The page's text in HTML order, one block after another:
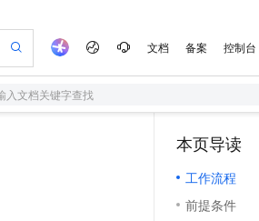
文档 备案 控制台
入文档关键字查找
本页导读
工作流程
前提条件
平台百炼
轻量应用服务器
数字证书管理服务
实现全站HTTPS，
一句话生成原生可
一键部署幻兽帕鲁
一键购买专属联机
AI 生产力先锋
飞天发布时刻
所见，即是所愿
至高可
Token
益加速
域名
商标
备案
计划
Al MaaS 服务伙伴
伙伴信用分合作计划
博文
问答
电子书
Careers
社会招聘
校园招聘